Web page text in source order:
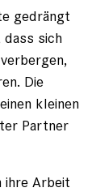
gedrängt
dass sich
Die
kleinen
Partner
ihre Arbeit